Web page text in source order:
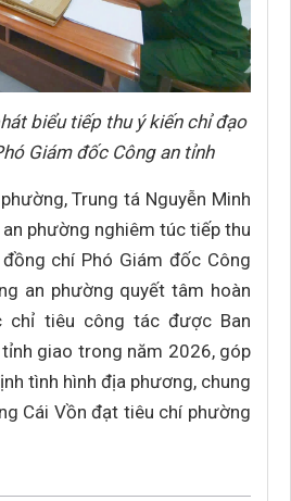
biểu tiếp thu ý kiến chỉ đạo
Giám đốc Công an tỉnh
Trung tá Nguyễn Minh
phường nghiêm túc tiếp thu
chí Phó Giám đốc Công
an phường quyết tâm hoàn
chỉ tiêu công tác được Ban
giao trong năm 2026, góp
tình hình địa phương, chung
Cái Vồn đạt tiêu chí phường